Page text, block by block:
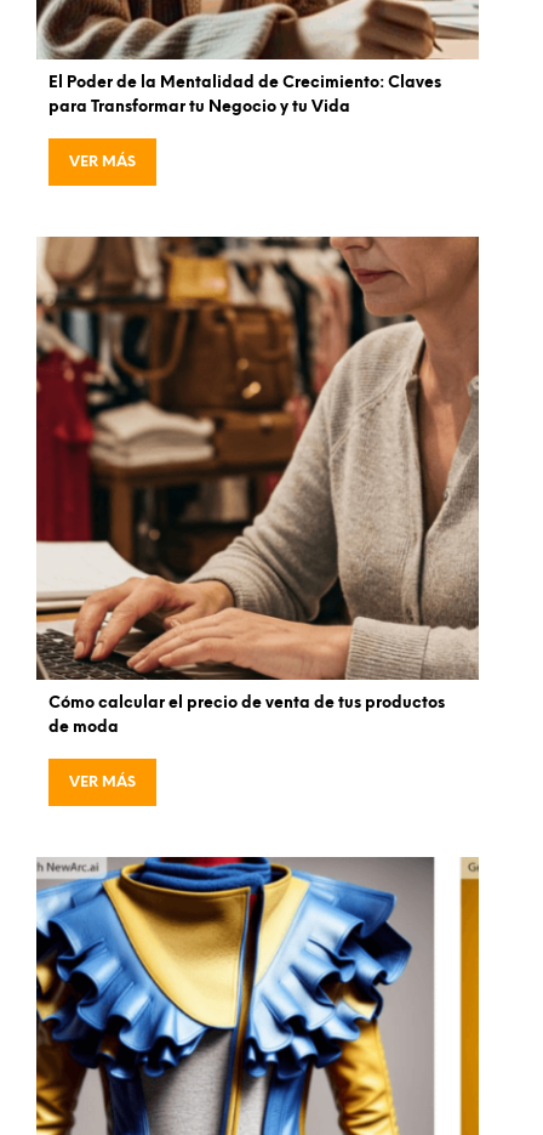
El Poder de la Mentalidad de Crecimiento: Claves
para Transformar tu Negocio y tu Vida
VER MÁS
Cómo calcular el precio de venta de tus productos
de moda
VER MÁS